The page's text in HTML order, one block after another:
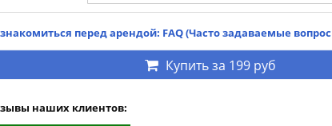
перед арендой: FAQ (Часто задаваемые
Купить за 199 руб
наших клиентов: